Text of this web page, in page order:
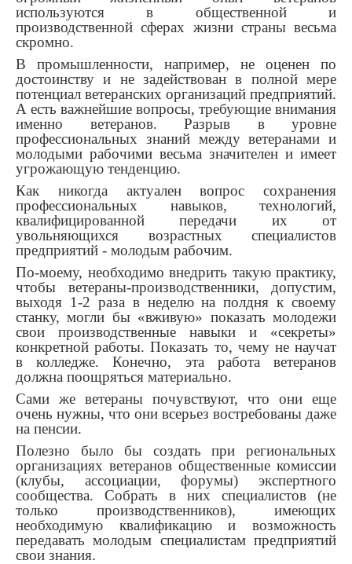
используются в общественной и
производственной сферах жизни страны весьма
скромно.
В промышленности, например, не оценен по
достоинству и не задействован в полной мере
потенциал ветеранских организаций предприятий.
А есть важнейшие вопросы, требующие внимания
именно ветеранов. Разрыв в уровне
профессиональных знаний между ветеранами и
молодыми рабочими весьма значителен и имеет
угрожающую тенденцию.
Как никогда актуален вопрос сохранения
профессиональных навыков, технологий,
квалифицированной передачи их от
увольняющихся возрастных специалистов
предприятий - молодым рабочим.
По-моему, необходимо внедрить такую практику,
чтобы ветераны-производственники, допустим,
выходя 1-2 раза в неделю на полдня к своему
станку, могли бы «вживую» показать молодежи
свои производственные навыки и «секреты»
конкретной работы. Показать то, чему не научат
в колледже. Конечно, эта работа ветеранов
должна поощряться материально.
Сами же ветераны почувствуют, что они еще
очень нужны, что они всерьез востребованы даже
на пенсии.
Полезно было бы создать при региональных
организациях ветеранов общественные комиссии
(клубы, ассоциации, форумы) экспертного
сообщества. Собрать в них специалистов (не
только производственников), имеющих
необходимую квалификацию и возможность
передавать молодым специалистам предприятий
свои знания.